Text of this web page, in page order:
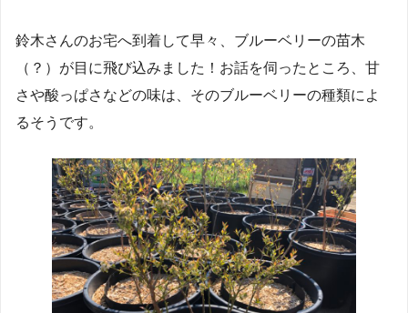
鈴木さんのお宅へ到着して早々、ブルーベリーの苗木
（？）が目に飛び込みました！お話を伺ったところ、甘
さや酸っぱさなどの味は、そのブルーベリーの種類によ
るそうです。